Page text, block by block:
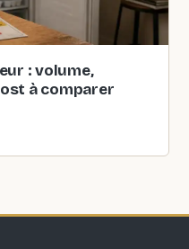
: volume,
à comparer